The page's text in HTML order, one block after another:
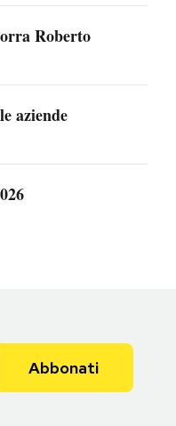
Roberto
aziende
Abbonati